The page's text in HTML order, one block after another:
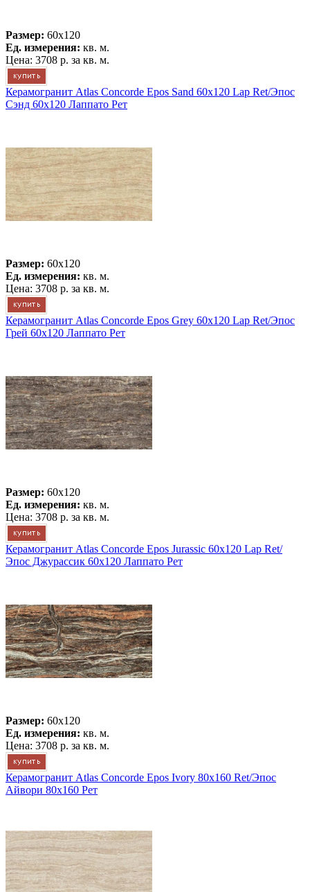
Размер: 60x120
Ед. измерения: кв. м.
Цена: 3708 р. за кв. м.
Керамогранит Atlas Concorde Epos Sand 60x120 Lap Ret/Эпос
Сэнд 60x120 Лаппато Рет
Размер: 60x120
Ед. измерения: кв. м.
Цена: 3708 р. за кв. м.
Керамогранит Atlas Concorde Epos Grey 60x120 Lap Ret/Эпос
Грей 60x120 Лаппато Рет
Размер: 60x120
Ед. измерения: кв. м.
Цена: 3708 р. за кв. м.
Керамогранит Atlas Concorde Epos Jurassic 60x120 Lap Ret/
Эпос Джурассик 60x120 Лаппато Рет
Размер: 60x120
Ед. измерения: кв. м.
Цена: 3708 р. за кв. м.
Керамогранит Atlas Concorde Epos Ivory 80x160 Ret/Эпос
Айвори 80x160 Рет